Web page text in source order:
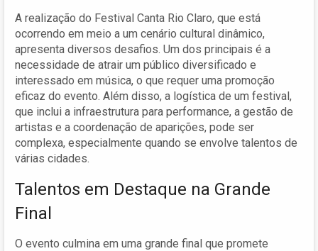
A realização do Festival Canta Rio Claro, que está
ocorrendo em meio a um cenário cultural dinâmico,
apresenta diversos desafios. Um dos principais é a
necessidade de atrair um público diversificado e
interessado em música, o que requer uma promoção
eficaz do evento. Além disso, a logística de um festival,
que inclui a infraestrutura para performance, a gestão de
artistas e a coordenação de aparições, pode ser
complexa, especialmente quando se envolve talentos de
várias cidades.
Talentos em Destaque na Grande
Final
O evento culmina em uma grande final que promete